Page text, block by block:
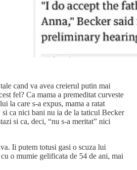
cand va avea creierul putin mai
fel? Ca mama a premeditat curveste
la care s-a expus, mama a ratat
ca nici bani nu ia de la taticul Becker
si ca, deci, “nu s-a meritat” nici
Ii putem totusi gasi o scuza lui
o mumie gelificata de 54 de ani, mai